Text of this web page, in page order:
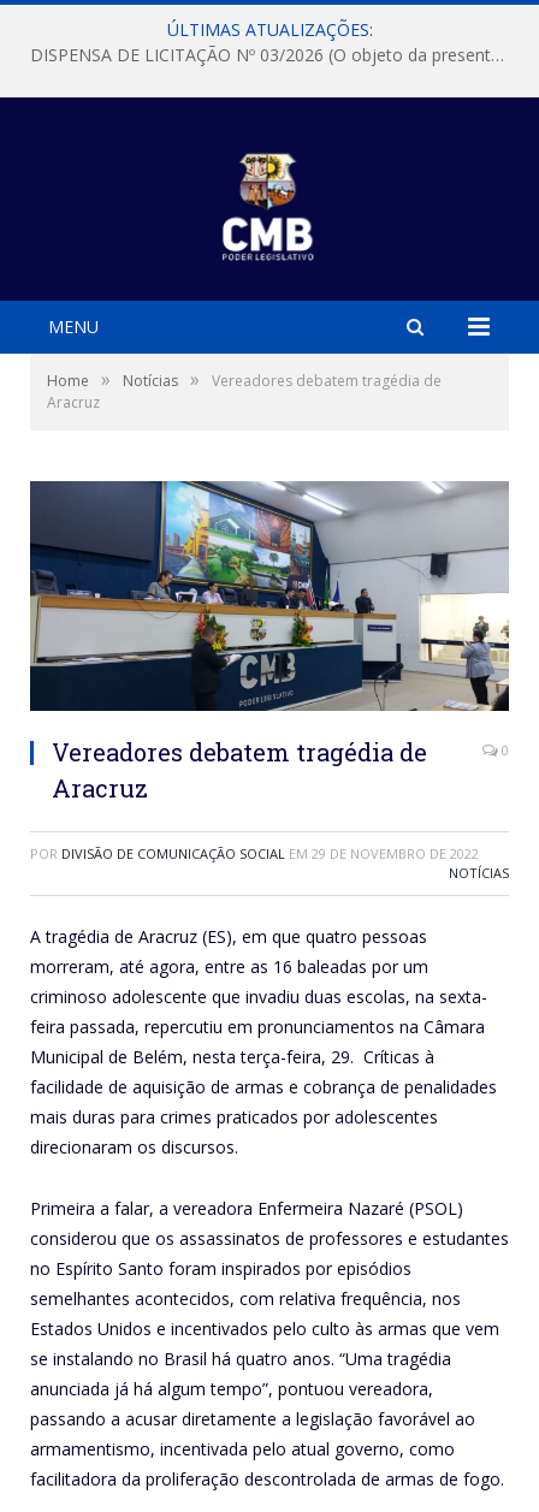
ÚLTIMAS ATUALIZAÇÕES:
DISPENSA DE LICITAÇÃO Nº 03/2026 (O objeto da presente dispensa é a escolha da proposta mais vantajosa para a aquisição, de aparelhos de ar condicionado, tipo Split, com material de instalação e fogão industrial, conforme condições, quantidades e exigências estabelecidas no termo de referencia e neste aviso de contratação direta e seus anexos)
MENU
Home » Notícias »
Vereadores debatem tragédia de
Aracruz
Vereadores debatem tragédia de
Aracruz
0
POR DIVISÃO DE COMUNICAÇÃO SOCIAL EM 29 DE NOVEMBRO DE 2022
NOTÍCIAS
A tragédia de Aracruz (ES), em que quatro pessoas
morreram, até agora, entre as 16 baleadas por um
criminoso adolescente que invadiu duas escolas, na sexta-
feira passada, repercutiu em pronunciamentos na Câmara
Municipal de Belém, nesta terça-feira, 29. Críticas à
facilidade de aquisição de armas e cobrança de penalidades
mais duras para crimes praticados por adolescentes
direcionaram os discursos.
Primeira a falar, a vereadora Enfermeira Nazaré (PSOL)
considerou que os assassinatos de professores e estudantes
no Espírito Santo foram inspirados por episódios
semelhantes acontecidos, com relativa frequência, nos
Estados Unidos e incentivados pelo culto às armas que vem
se instalando no Brasil há quatro anos. “Uma tragédia
anunciada já há algum tempo”, pontuou vereadora,
passando a acusar diretamente a legislação favorável ao
armamentismo, incentivada pelo atual governo, como
facilitadora da proliferação descontrolada de armas de fogo.